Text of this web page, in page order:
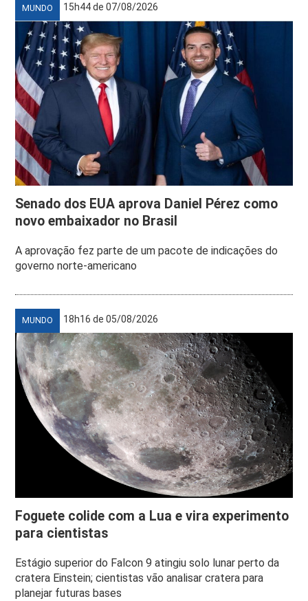
MUNDO 15h44 de 07/08/2026
Senado dos EUA aprova Daniel Pérez como
novo embaixador no Brasil
A aprovação fez parte de um pacote de indicações do
governo norte-americano
MUNDO 18h16 de 05/08/2026
Foguete colide com a Lua e vira experimento
para cientistas
Estágio superior do Falcon 9 atingiu solo lunar perto da
cratera Einstein; cientistas vão analisar cratera para
planejar futuras bases